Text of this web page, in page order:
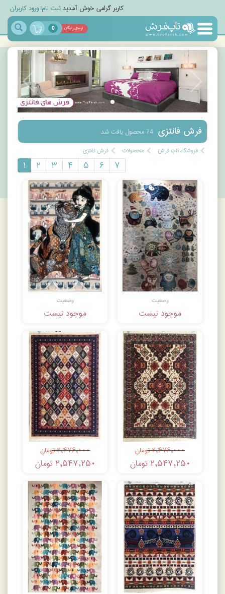
کاربر گرامی خوش آمدیدثبت نام|ورود کاربران
0 ارسال رایگان
مجله
فرش فانتزی 74 محصول یافت شد
فروشگاه تاپ فرش محصولات فرش فانتزی
۱ ۲ ۳ ۴ ۵ ۶ ۷
وضعیت
موجود نیست
وضعیت
موجود نیست
۲,۴۷۶,۰۰۰ تومان
۲,۵۴۷,۲۵۰ تومان
۲,۴۷۶,۰۰۰ تومان
۲,۵۴۷,۲۵۰ تومان